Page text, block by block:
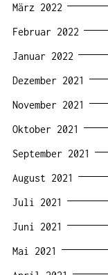
März 2022
Februar 2022
Januar 2022
Dezember 2021
November 2021
Oktober 2021
September 2021
August 2021
Juli 2021
Juni 2021
Mai 2021